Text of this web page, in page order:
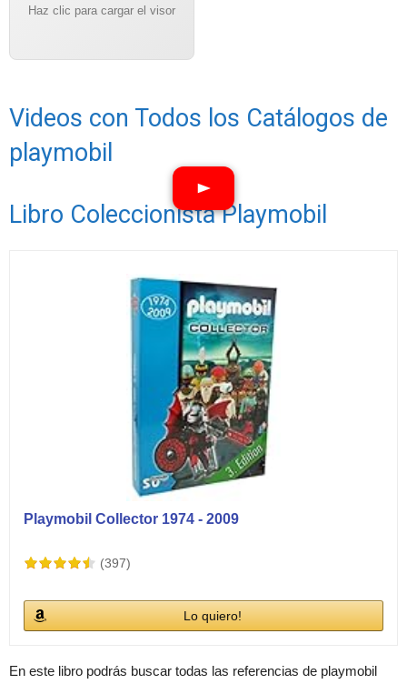
Haz clic para cargar el visor
Videos con Todos los Catálogos de
playmobil
Libro Coleccionista Playmobil
Playmobil Collector 1974 - 2009
(397)
Lo quiero!
En este libro podrás buscar todas las referencias de playmobil